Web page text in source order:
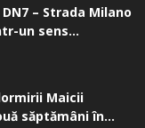
– Strada Milano
un sens...
Maicii
săptămâni în...